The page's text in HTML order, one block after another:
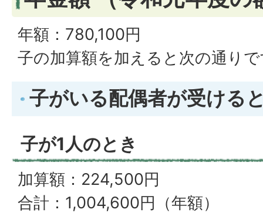
年額：780,100円
子の加算額を加えると次の通り
子がいる配偶者が受ける
子が1人のとき
加算額：224,500円
合計：1,004,600円（年額）